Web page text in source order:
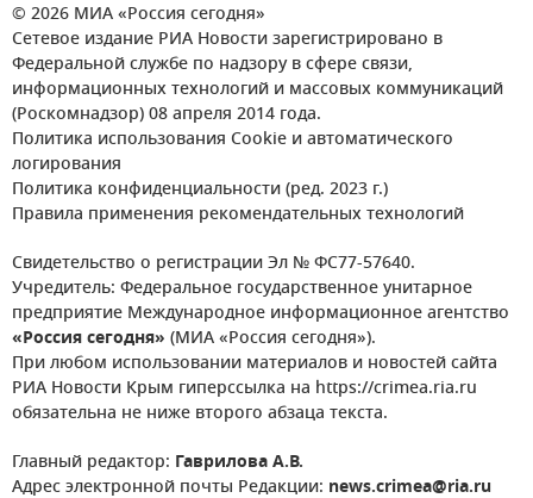
© 2026 МИА «Россия сегодня»
Сетевое издание РИА Новости зарегистрировано в
Федеральной службе по надзору в сфере связи,
информационных технологий и массовых коммуникаций
(Роскомнадзор) 08 апреля 2014 года.
Политика использования Cookie и автоматического
логирования
Политика конфиденциальности (ред. 2023 г.)
Правила применения рекомендательных технологий
Свидетельство о регистрации Эл № ФС77-57640.
Учредитель: Федеральное государственное унитарное
предприятие Международное информационное агентство
«Россия сегодня» (МИА «Россия сегодня»).
При любом использовании материалов и новостей сайта
РИА Новости Крым гиперссылка на https://crimea.ria.ru
обязательна не ниже второго абзаца текста.
Главный редактор: Гаврилова А.В.
Адрес электронной почты Редакции: news.crimea@ria.ru